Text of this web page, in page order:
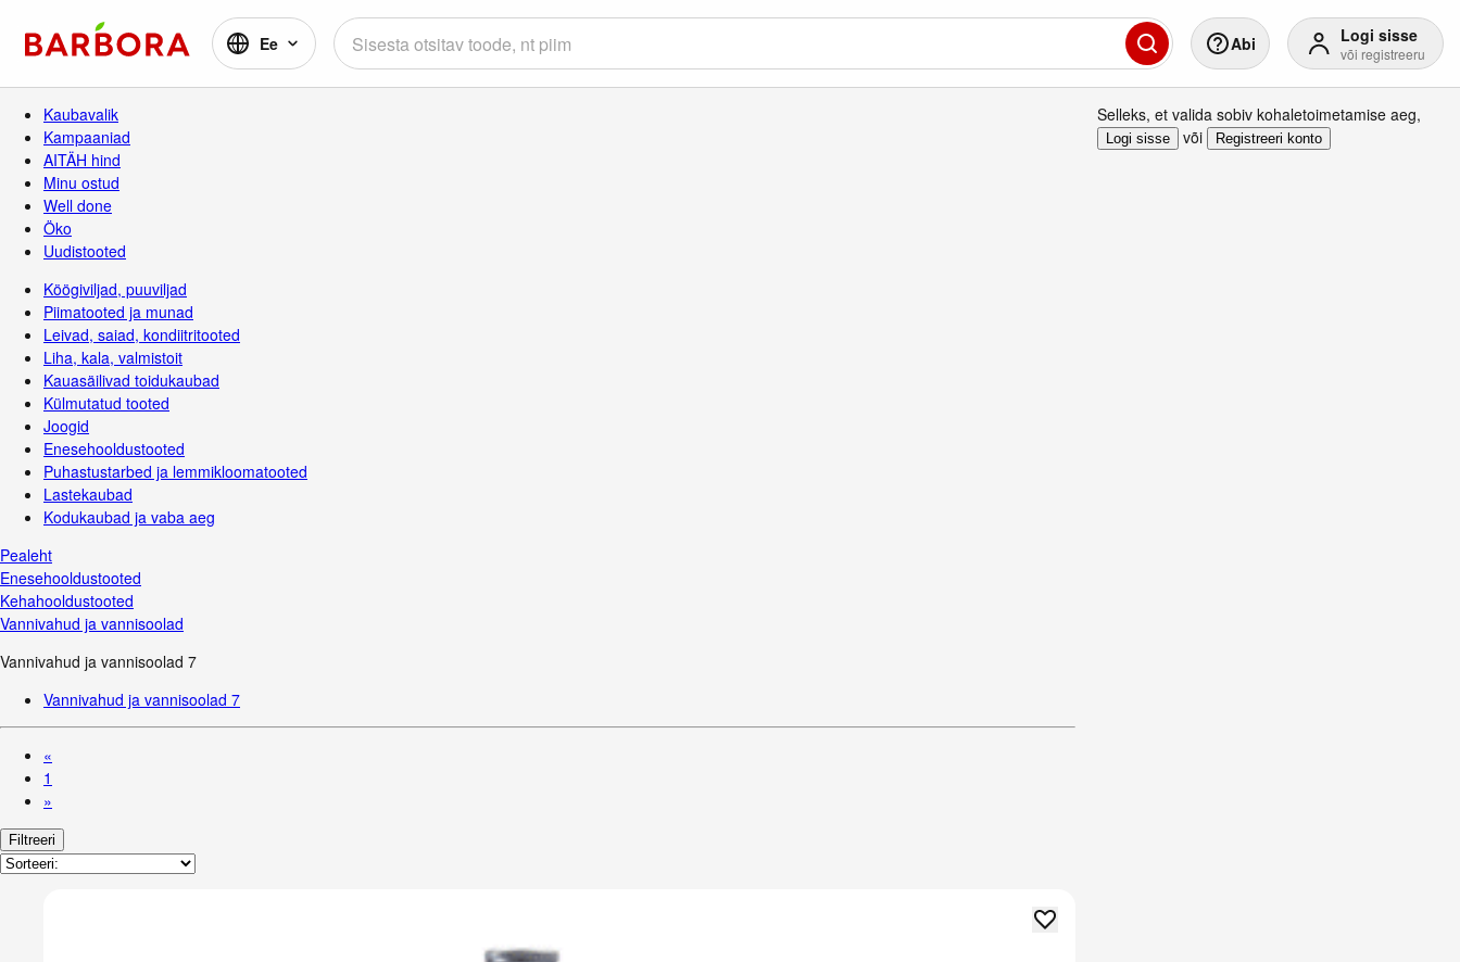
Ee Abi Logi sisse
või registreeru
Kaubavalik
Kampaaniad
AITÄH hind
Minu ostud
Well done
Öko
Uudistooted
Köögiviljad, puuviljad
Piimatooted ja munad
Leivad, saiad, kondiitritooted
Liha, kala, valmistoit
Kauasäilivad toidukaubad
Külmutatud tooted
Joogid
Enesehooldustooted
Puhastustarbed ja lemmikloomatooted
Lastekaubad
Kodukaubad ja vaba aeg
Pealeht
Enesehooldustooted
Kehahooldustooted
Vannivahud ja vannisoolad
Selleks, et valida sobiv kohaletoimetamise aeg,
Logi sisse või Registreeri konto
Vannivahud ja vannisoolad 7
Vannivahud ja vannisoolad 7
«
1
»
Filtreeri